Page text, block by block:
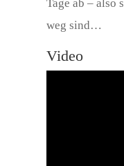
Tage ab – also
weg sind…
Video